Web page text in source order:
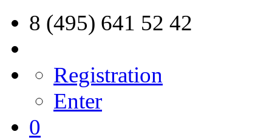
8 (495) 641 52 42
Registration
Enter
0